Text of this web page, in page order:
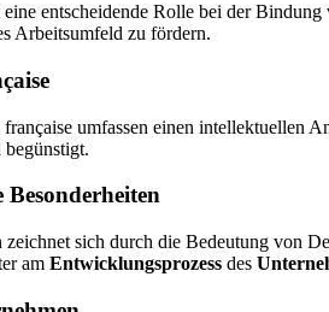
entscheidende Rolle bei der
Arbeitsumfeld zu fördern.
française umfassen einen intellektuellen
begünstigt.
sich durch die Bedeutung von
am Entwicklungsprozess des